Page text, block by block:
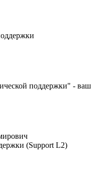
поддержки" - ваш
(Support L2)